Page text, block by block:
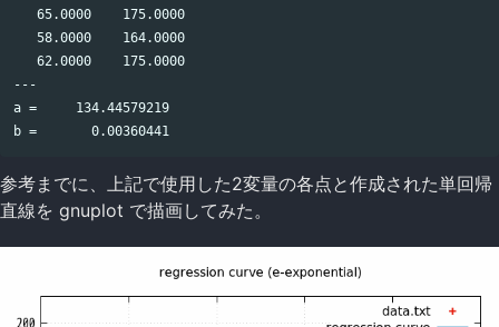
   65.0000    175.0000
   58.0000    164.0000
   62.0000    175.0000
---
a =     134.44579219
参考までに、上記で使用した2変量の各点と作成された単回帰
直線を gnuplot で描画してみた。